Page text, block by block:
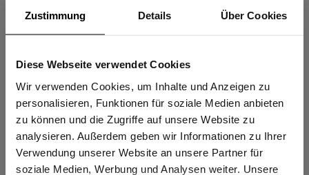
Zustimmung Details Über Cookies
Diese Webseite verwendet Cookies
Wir verwenden Cookies, um Inhalte und Anzeigen zu
personalisieren, Funktionen für soziale Medien anbieten
zu können und die Zugriffe auf unsere Website zu
analysieren. Außerdem geben wir Informationen zu Ihrer
Verwendung unserer Website an unsere Partner für
soziale Medien, Werbung und Analysen weiter. Unsere
Sportlicher Schnitt für perfekte Passform
und trocken
Elastische thermofixierte Reflexstreifen PRO ReFlex
mehr anzeigen
Herstellerangaben
Sind Sie
Gewerbetreibender?
Ich bestätige, dass ich Gewerbetreibender bin. Alle
Preise werden netto ausgewiesen.